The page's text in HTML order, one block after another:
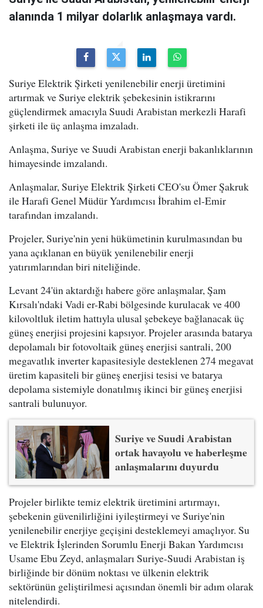
alanında 1 milyar dolarlık anlaşmaya vardı.
Suriye Elektrik Şirketi yenilenebilir enerji üretimini
artırmak ve Suriye elektrik şebekesinin istikrarını
güçlendirmek amacıyla Suudi Arabistan merkezli Harafi
şirketi ile üç anlaşma imzaladı.
Anlaşma, Suriye ve Suudi Arabistan enerji bakanlıklarının
himayesinde imzalandı.
Anlaşmalar, Suriye Elektrik Şirketi CEO'su Ömer Şakruk
ile Harafi Genel Müdür Yardımcısı İbrahim el-Emir
tarafından imzalandı.
Projeler, Suriye'nin yeni hükümetinin kurulmasından bu
yana açıklanan en büyük yenilenebilir enerji
yatırımlarından biri niteliğinde.
Levant 24'ün aktardığı habere göre anlaşmalar, Şam
Kırsalı'ndaki Vadi er-Rabi bölgesinde kurulacak ve 400
kilovoltluk iletim hattıyla ulusal şebekeye bağlanacak üç
güneş enerjisi projesini kapsıyor. Projeler arasında batarya
depolamalı bir fotovoltaik güneş enerjisi santrali, 200
megavatlık inverter kapasitesiyle desteklenen 274 megavat
üretim kapasiteli bir güneş enerjisi tesisi ve batarya
depolama sistemiyle donatılmış ikinci bir güneş enerjisi
santrali bulunuyor.
Suriye ve Suudi Arabistan
ortak havayolu ve haberleşme
anlaşmalarını duyurdu
Projeler birlikte temiz elektrik üretimini artırmayı,
şebekenin güvenilirliğini iyileştirmeyi ve Suriye'nin
yenilenebilir enerjiye geçişini desteklemeyi amaçlıyor. Su
ve Elektrik İşlerinden Sorumlu Enerji Bakan Yardımcısı
Usame Ebu Zeyd, anlaşmaları Suriye-Suudi Arabistan iş
birliğinde bir dönüm noktası ve ülkenin elektrik
sektörünün geliştirilmesi açısından önemli bir adım olarak
nitelendirdi.